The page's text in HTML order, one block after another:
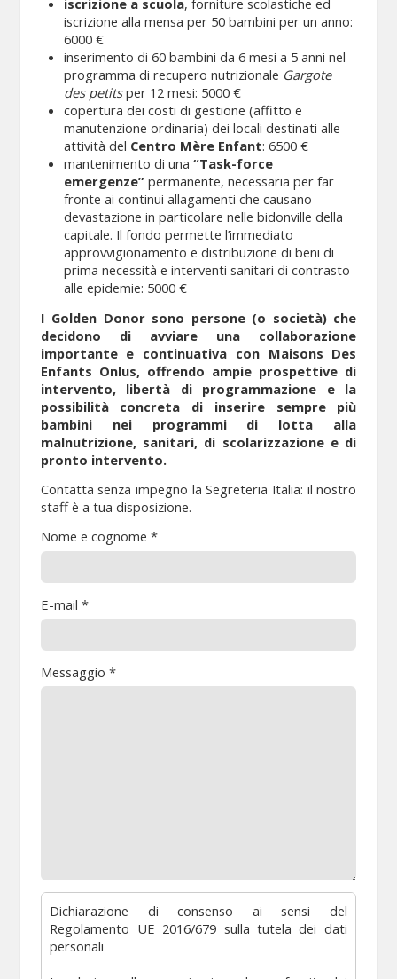
iscrizione a scuola, forniture scolastiche ed
iscrizione alla mensa per 50 bambini per un anno:
6000 €
inserimento di 60 bambini da 6 mesi a 5 anni nel
programma di recupero nutrizionale Gargote
des petitsper 12 mesi: 5000 €
copertura dei costi di gestione (affitto e
manutenzione ordinaria) dei locali destinati alle
attività del Centro Mère Enfant: 6500 €
mantenimento di una“Task-force
emergenze”permanente, necessaria per far
fronte ai continui allagamenti che causano
devastazione in particolare nelle bidonville della
capitale. Il fondo permette l’immediato
approvvigionamento e distribuzione di beni di
prima necessità e interventi sanitari di contrasto
alle epidemie: 5000 €
I Golden Donor sono persone (o società) che
decidono di avviare una collaborazione
importante e continuativa con Maisons Des
Enfants Onlus, offrendo ampie prospettive di
intervento, libertà di programmazione e la
possibilità concreta di inserire sempre più
bambini nei programmi di lotta alla
malnutrizione, sanitari, di scolarizzazione e di
pronto intervento.
Contatta senza impegno la Segreteria Italia: il nostro
staff è a tua disposizione.
Nome e cognome *
E-mail *
Messaggio *
Dichiarazione di consenso ai sensi del
Regolamento UE 2016/679 sulla tutela dei dati
personali